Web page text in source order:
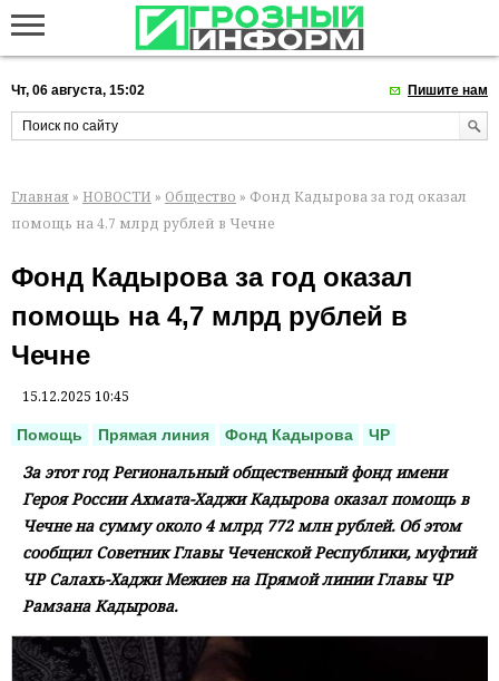
Чт, 06 августа, 15:02 Пишите нам
Главная » НОВОСТИ » Общество » Фонд Кадырова за год оказал
помощь на 4,7 млрд рублей в Чечне
Фонд Кадырова за год оказал
помощь на 4,7 млрд рублей в
Чечне
15.12.2025 10:45
Помощь Прямая линия Фонд Кадырова ЧР
За этот год Региональный общественный фонд имени
Героя России Ахмата-Хаджи Кадырова оказал помощь в
Чечне на сумму около 4 млрд 772 млн рублей. Об этом
сообщил Советник Главы Чеченской Республики, муфтий
ЧР Салахь-Хаджи Межиев на Прямой линии Главы ЧР
Рамзана Кадырова.